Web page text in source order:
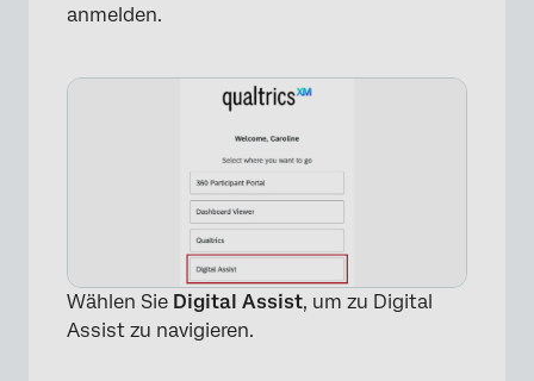
anmelden.
Wählen Sie Digital Assist, um zu Digital
Assist zu navigieren.